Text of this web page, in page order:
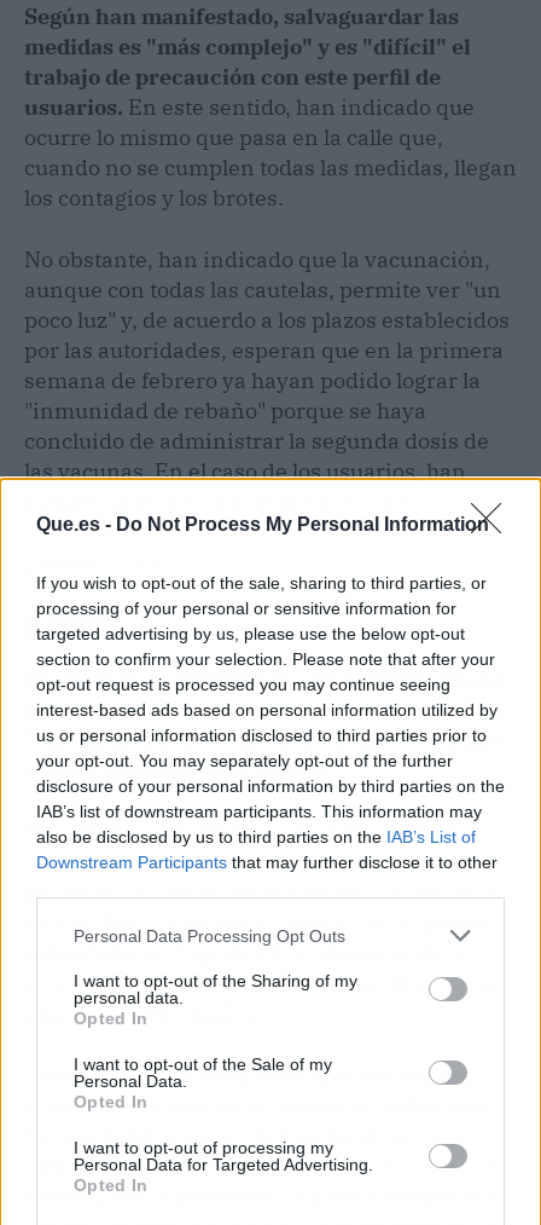
Que.es - Do Not Process My Personal Information
If you wish to opt-out of the sale, sharing to third parties, or
processing of your personal or sensitive information for
targeted advertising by us, please use the below opt-out
section to confirm your selection. Please note that after your
opt-out request is processed you may continue seeing
interest-based ads based on personal information utilized by
us or personal information disclosed to third parties prior to
your opt-out. You may separately opt-out of the further
disclosure of your personal information by third parties on the
IAB’s list of downstream participants. This information may
also be disclosed by us to third parties on the IAB’s List of
Downstream Participants that may further disclose it to other
Personal Data Processing Opt Outs
I want to opt-out of the Sharing of my
personal data.
Opted In
I want to opt-out of the Sale of my
Personal Data.
Opted In
I want to opt-out of processing my
Personal Data for Targeted Advertising.
Opted In
Según han manifestado, salvaguardar las
medidas es "más complejo" y es "difícil" el
trabajo de precaución con este perfil de
usuarios. En este sentido, han indicado que
ocurre lo mismo que pasa en la calle que,
cuando no se cumplen todas las medidas, llegan
los contagios y los brotes.
No obstante, han indicado que la vacunación,
aunque con todas las cautelas, permite ver "un
poco luz" y, de acuerdo a los plazos establecidos
por las autoridades, esperan que en la primera
semana de febrero ya hayan podido lograr la
"inmunidad de rebaño" porque se haya
concluido de administrar la segunda dosis de
las vacunas. En el caso de los usuarios, han
usuarios y trabajadores se han vacunado de la
RETOS
También han aludido a los retos del futuro, el
primero de ellos, según han apuntado, seguir
"salvaguardando la salud de las personas que
viven y trabajan en el centro.
Otro de los retos, tiene que ver con el
desequilibrio económico que se está dando en
los centros porque han aumentado los gastos y
se ha dado un "significativo" descenso de la
ocupación en la residencias del territorio, que
han cifrado en un 25%.
En concreto, han asegurado que uno cada
cuatro camas está vacía, pese a lo cual se está
haciendo "el esfuerzo de mantener las
plantillas". Esta situación se ha dado cuando, en
cambio, han aumentado los gastos porque se ha